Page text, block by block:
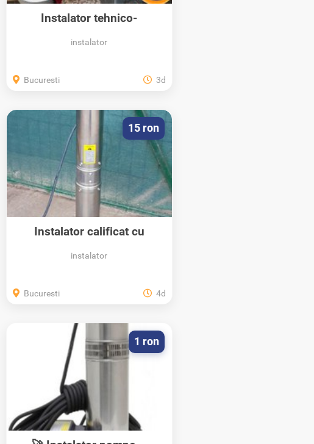
Instalator tehnico-
instalator
Bucuresti 3d
Instalator calificat cu
instalator
15 ron
Bucuresti 4d
1 ron